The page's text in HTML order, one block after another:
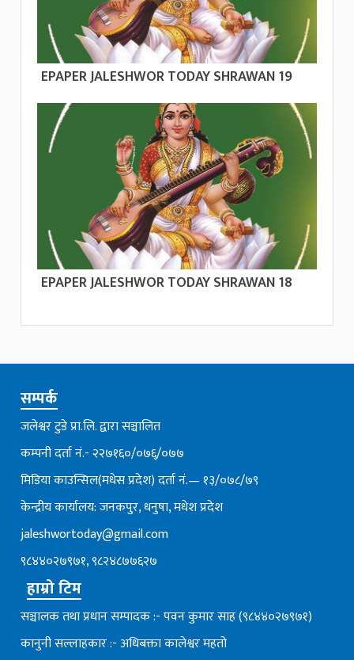
EPAPER JALESHWOR TODAY SHRAWAN 19
EPAPER JALESHWOR TODAY SHRAWAN 18
सम्पर्क
जलेश्वर टुडे प्रा.लि. द्वारा सञ्चालित
कम्पनी दर्ता नं.- २२७१६०/०७६्/०७७
मिडिया काउन्सिल(मधेस प्रदेश) दर्ता नं.— १३/०७८/७९
केन्द्रीय कार्यालय: जनकपुर, धनुषा, मधेश प्रदेश
jaleshwortoday@gmail.com
९८४४०२७९७१, ९८२४८७७६२७
हाम्रो टिम
सञ्चालक तथा प्रधान सम्पादक :- पवन कुमार साह (९८४४०२७९७१)
कानुनी सल्लाहकार :- अधिबक्ता कालेश्वर महतो